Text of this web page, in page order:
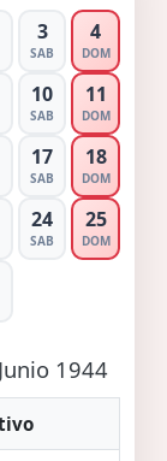
3
SAB
4
DOM
10
SAB
11
DOM
17
SAB
18
DOM
24
SAB
25
DOM
1944